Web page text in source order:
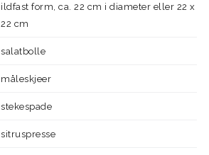
ildfast form, ca. 22 cm i diameter eller 22 x
22 cm
salatbolle
måleskjeer
stekespade
sitruspresse